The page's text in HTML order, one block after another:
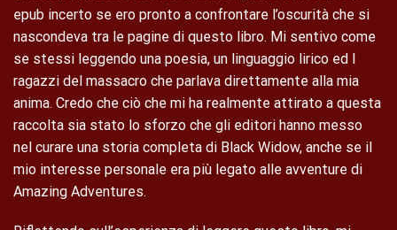
epub incerto se ero pronto a confrontare l’oscurità che si
nascondeva tra le pagine di questo libro. Mi sentivo come
se stessi leggendo una poesia, un linguaggio lirico ed I
ragazzi del massacro che parlava direttamente alla mia
anima. Credo che ciò che mi ha realmente attirato a questa
raccolta sia stato lo sforzo che gli editori hanno messo
nel curare una storia completa di Black Widow, anche se il
mio interesse personale era più legato alle avventure di
Amazing Adventures.